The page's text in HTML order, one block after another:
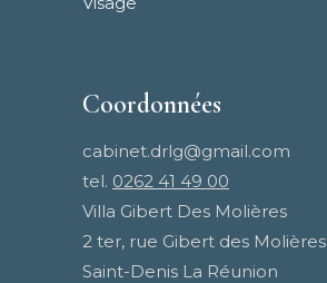
Coordonnées
cabinet.drlg@gmail.com
tel. 0262 41 49 00
Villa Gibert Des Molières
2 ter, rue Gibert des Molières
Saint-Denis La Réunion